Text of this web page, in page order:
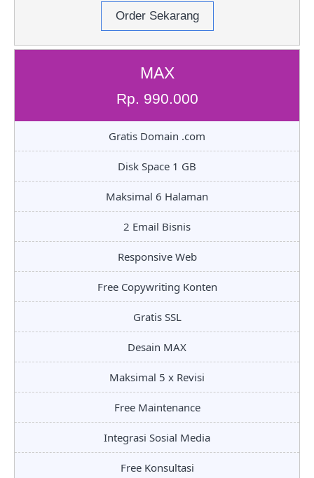
Order Sekarang
MAX
Rp. 990.000
Gratis Domain .com
Disk Space 1 GB
Maksimal 6 Halaman
2 Email Bisnis
Responsive Web
Free Copywriting Konten
Gratis SSL
Desain MAX
Maksimal 5 x Revisi
Free Maintenance
Integrasi Sosial Media
Free Konsultasi